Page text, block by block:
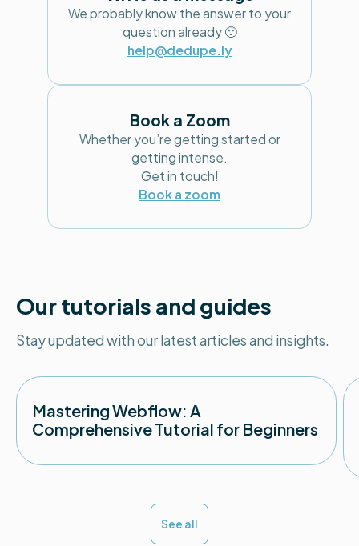
We probably know the answer to your
question already 🙂
help@dedupe.ly
Book a Zoom
Whether you’re getting started or
getting intense.
Get in touch!
Book a zoom
Our tutorials and guides
Stay updated with our latest articles and insights.
Mastering Webflow: A
Comprehensive Tutorial for Beginners
See all